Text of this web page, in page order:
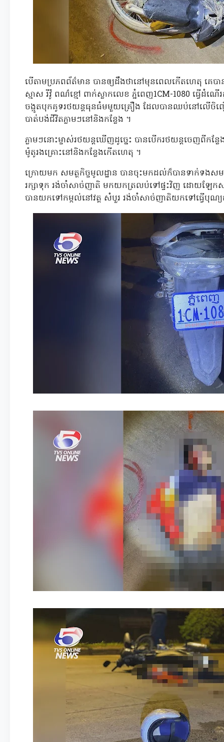
បើតាមប្រភពព័ត៌មាន បានឲ្យដឹងថានៅមុនពេលកើតហេតុ គេ
ស្មាស រីវ៉ូ ពណ៌ខ្មៅ ពាក់ស្លាកលេខ ភ្នំពេញ1CM-1080 ធ្វើដំ
ចង្កូតបុកគូទរថយន្តធុនធំមមួយគ្រឿង ដែលបានឈប់នៅលើចិញ្ច
បាត់បង់ជីវិតភ្លាមៗនៅនិងកន្លែង ។
ភ្លាមៗនោះម្ចាស់រថយន្តឃើញដូច្នេះ បានបើករថយន្តចេញពីក
ម៉ូតូរងគ្រោះនៅនិងកន្លែងកើតហេតុ ។
ក្រោយមក សមត្ថកិច្ចមូលដ្ឋាន បានចុះមកដល់ក៏បានទាក់ទងស
រក្សាទុក រង់ចាំសាច់ញាតិ មកយកត្រលប់ទៅផ្ទះវិញ ដោយឡែកស
បានយកទៅកម្កល់នៅវត្ត សំបួរ រង់ចាំសាច់ញាតិយកទៅធ្វើបុ